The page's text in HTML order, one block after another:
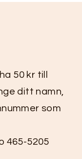
50 kr till
ditt namn,
som
465-5205